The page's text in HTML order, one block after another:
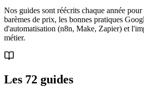
Nos guides sont réécrits chaque année
barèmes de prix, les bonnes pratiques
d'automatisation (n8n, Make, Zapier) et
métier.
Les 72 guides